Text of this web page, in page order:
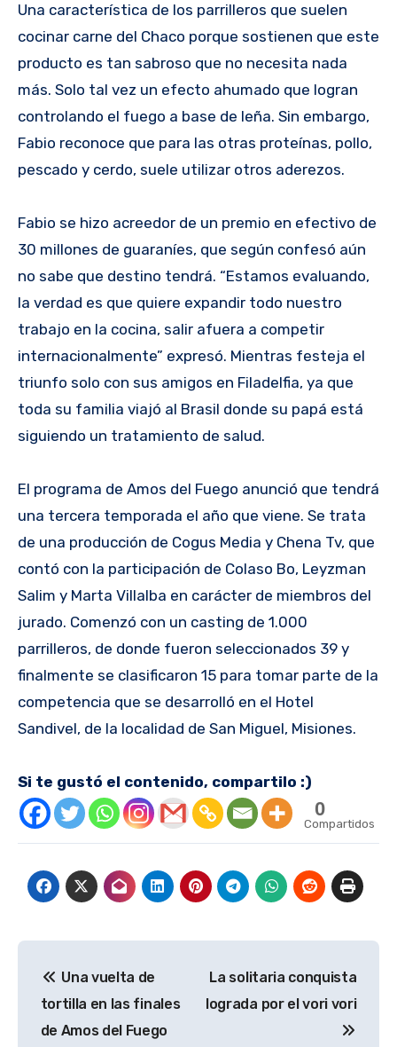
Una característica de los parrilleros que suelen
cocinar carne del Chaco porque sostienen que este
producto es tan sabroso que no necesita nada
más. Solo tal vez un efecto ahumado que logran
controlando el fuego a base de leña. Sin embargo,
Fabio reconoce que para las otras proteínas, pollo,
pescado y cerdo, suele utilizar otros aderezos.
Fabio se hizo acreedor de un premio en efectivo de
30 millones de guaraníes, que según confesó aún
no sabe que destino tendrá. “Estamos evaluando,
la verdad es que quiere expandir todo nuestro
trabajo en la cocina, salir afuera a competir
internacionalmente” expresó. Mientras festeja el
triunfo solo con sus amigos en Filadelfia, ya que
toda su familia viajó al Brasil donde su papá está
siguiendo un tratamiento de salud.
El programa de Amos del Fuego anunció que tendrá
una tercera temporada el año que viene. Se trata
de una producción de Cogus Media y Chena Tv, que
contó con la participación de Colaso Bo, Leyzman
Salim y Marta Villalba en carácter de miembros del
jurado. Comenzó con un casting de 1.000
parrilleros, de donde fueron seleccionados 39 y
finalmente se clasificaron 15 para tomar parte de la
competencia que se desarrolló en el Hotel
Sandivel, de la localidad de San Miguel, Misiones.
Si te gustó el contenido, compartilo :)
0
Compartidos
de
entradas
Una vuelta de
tortilla en las finales
de Amos del Fuego
La solitaria conquista
lograda por el vori vori